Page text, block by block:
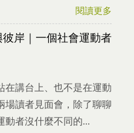
閱讀更多
岸｜一個社會運動者
在講台上、也不是在運動
場讀者見面會，除了聊聊
動者沒什麼不同的...